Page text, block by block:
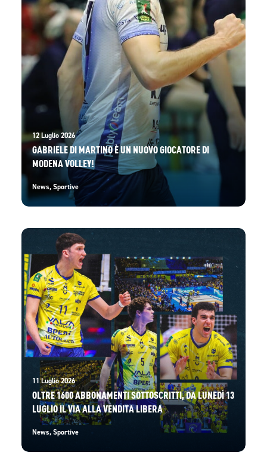
12 Luglio 2026
GABRIELE DI MARTINO È UN NUOVO GIOCATORE DI
MODENA VOLLEY!
News,Sportive
11 Luglio 2026
OLTRE 1600 ABBONAMENTI SOTTOSCRITTI, DA LUNEDÌ 13
LUGLIO IL VIA ALLA VENDITA LIBERA
News,Sportive